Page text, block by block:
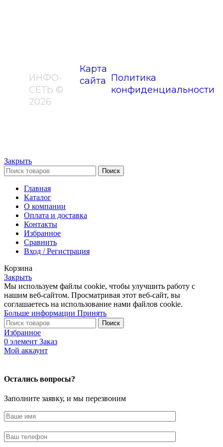
ИНФО-
СЕТЬ ©
2026
Карта
сайта Политика
конфиденциальности
Закрыть
Поиск
Главная
Каталог
О компании
Оплата и доставка
Контакты
Избранное
Сравнить
Вход / Регистрация
Корзина
Закрыть
Мы используем файлы cookie, чтобы улучшить работу с
нашим веб-сайтом. Просматривая этот веб-сайт, вы
соглашаетесь на использование нами файлов cookie.
Больше информации Принять
Поиск
Избранное
0 элемент Заказ
Мой аккаунт
Остались вопросы?
Заполните заявку, и мы перезвоним